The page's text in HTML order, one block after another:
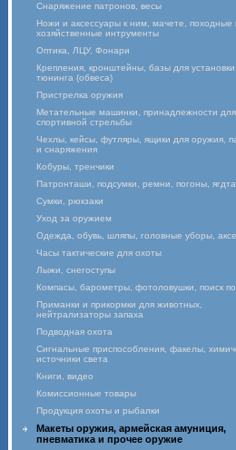
Снаряжение патронов, весы
Ножи и аксессуары к ним, мачете, походные
хозяйственные интрументы
Оптика, ЛЦУ, Фонари
Крепления, кронштейны, базы для установки
тюнинга (обвеса)
Пристрелка оружия
Метательные машинки, принадлежности для
спортивной стрельбы
Чехлы, кейсы, футляры, ящики для оружия,
и снаряжения
Кобуры, тренчики
Патронташи, подсумки, ремни, погоны,
Сумки, рюкзаки
Уход за оружием
Одежда, обувь, шляпы, головные уборы,
Часы тактические для охоты
Лыжи, снегоступы
Компасы, барометры, фотоловушки, поиск
Приманки и прикормки для животных,
нейтрализаторы запаха
Подводная охота
Сигнальные приспособления, факелы,
источники света
Книги, видео
Комиссионные товары
Продукция охоты и рыбалки
Макеты оружия, армейская амуниция,
пневматика и прочее оружие